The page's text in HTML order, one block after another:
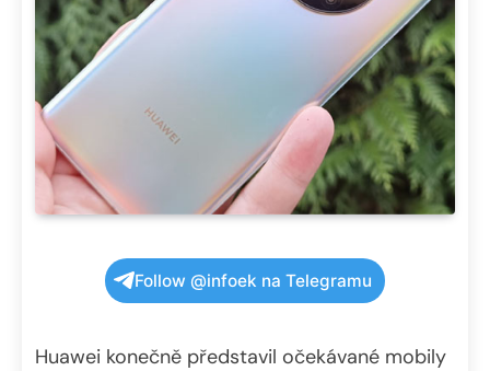
Follow @infoek na Telegramu
Huawei konečně představil očekávané mobily